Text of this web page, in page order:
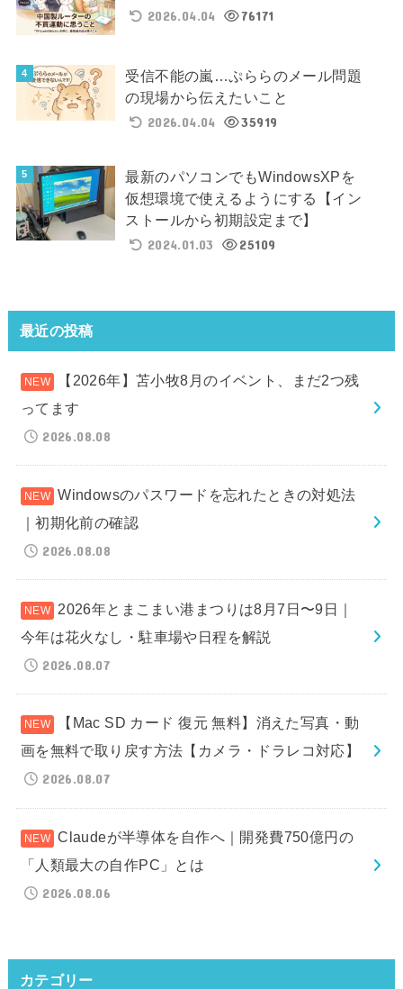
2026.04.04 76171
受信不能の嵐…ぷららのメール問題
の現場から伝えたいこと
2026.04.04
35919
最新のパソコンでもWindowsXPを
仮想環境で使えるようにする【イン
ストールから初期設定まで】
2024.01.03
25109
最近の投稿
【2026年】苫小牧8月のイベント、まだ2つ残
ってます
2026.08.08
Windowsのパスワードを忘れたときの対処法
｜初期化前の確認
2026.08.08
2026年とまこまい港まつりは8月7日〜9日｜
今年は花火なし・駐車場や日程を解説
2026.08.07
【Mac SD カード 復元 無料】消えた写真・動
画を無料で取り戻す方法【カメラ・ドラレコ対応】
2026.08.07
Claudeが半導体を自作へ｜開発費750億円の
「人類最大の自作PC」とは
2026.08.06
カテゴリー